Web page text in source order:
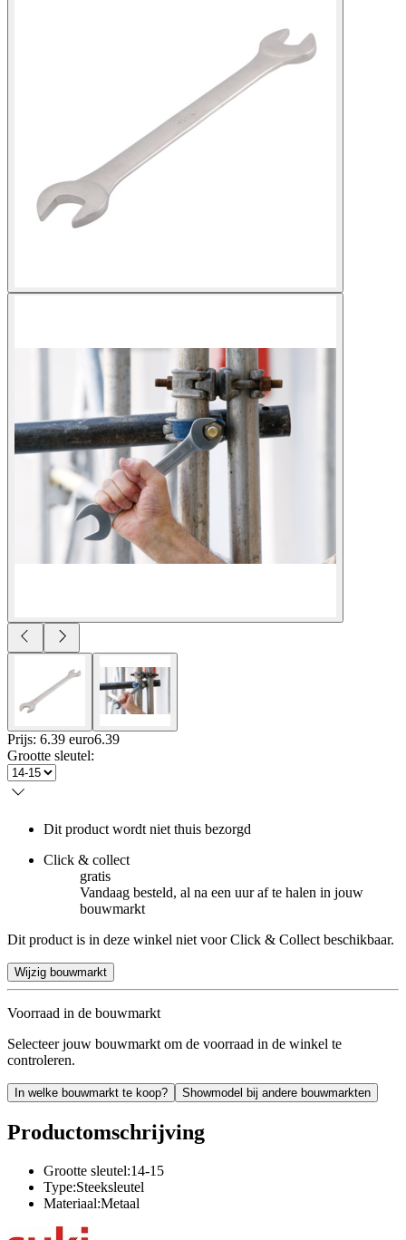
Prijs: 6.39 euro6.39
Grootte sleutel:
Dit product wordt niet thuis bezorgd
Click & collect
gratis
Vandaag besteld, al na een uur af te halen in jouw
bouwmarkt
Dit product is in deze winkel niet voor Click & Collect beschikbaar.
Wijzig bouwmarkt
Voorraad in de bouwmarkt
Selecteer jouw bouwmarkt om de voorraad in de winkel te
controleren.
In welke bouwmarkt te koop? Showmodel bij andere bouwmarkten
Productomschrijving
Grootte sleutel:14-15
Type:Steeksleutel
Materiaal:Metaal